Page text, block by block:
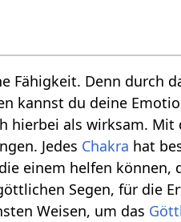
Fähigkeit. Denn durch
kannst du deine
hierbei als wirksam.
Jedes Chakra hat
einem helfen können,
Segen, für die
Weisen, um das